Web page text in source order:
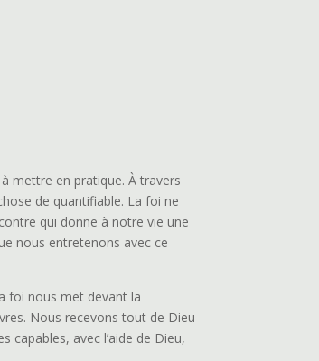
mettre en pratique. À travers
de quantifiable. La foi ne
qui donne à notre vie une
nous entretenons avec ce
foi nous met devant la
Nous recevons tout de Dieu
avec l’aide de Dieu,